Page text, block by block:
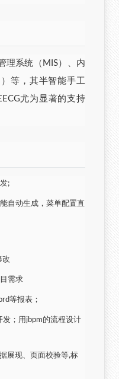
理系统（MIS）、内
等，其半智能手工
尤为显著的支持
;
自动生成，菜单配置直
改
需求
等报表；
；用jbpm的流程设计
展现、页面校验等,标